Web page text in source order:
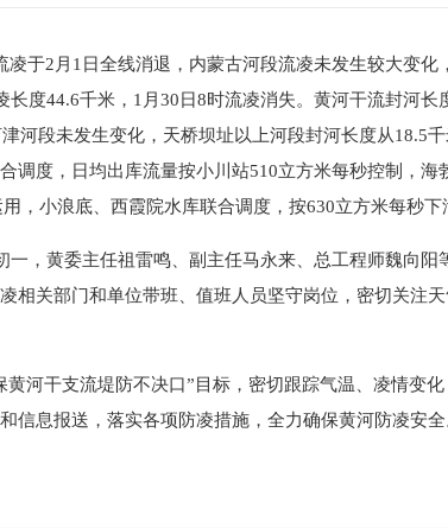
于2月1日全线消退，内蒙古河段流凌未发生较大变
度44.6千米，1月30日8时流凌消失。黄河干流封河
河段未发生变化，天桥坝址以上河段封河长度从18.5
调度，日均出库流量按小川站510立方米每秒控制，
，小浪底、西霞院水库联合调度，按630立方米每秒下
，黄委主任祖雷鸣、副主任马永来、总工程师魏向
相关部门和单位带班、值班人员坚守岗位，密切关注
河干支流堤防不决口”目标，密切跟踪气温、凌情变
信息报送，落实各项防凌措施，全力确保黄河防凌安